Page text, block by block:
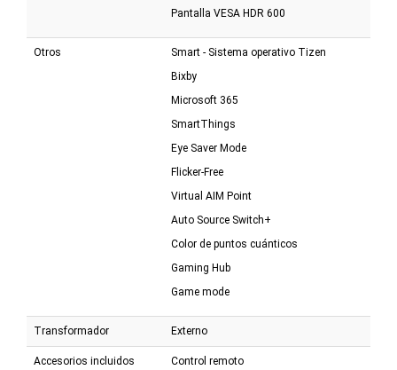
Pantalla VESA HDR 600
Otros
Smart - Sistema operativo Tizen
Bixby
Microsoft 365
SmartThings
Eye Saver Mode
Flicker-Free
Virtual AIM Point
Auto Source Switch+
Color de puntos cuánticos
Gaming Hub
Game mode
Transformador Externo
Accesorios incluidos Control remoto